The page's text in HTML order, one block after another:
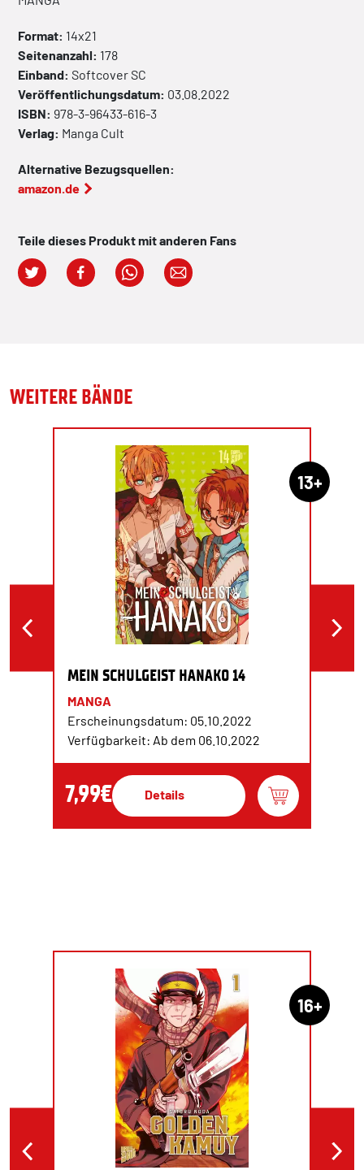
Format: 14x21
Seitenanzahl: 178
Einband: SoftcoverSC
Veröffentlichungsdatum: 03.08.2022
ISBN: 978-3-96433-616-3
Verlag: Manga Cult
Alternative Bezugsquellen:
amazon.de
Teile dieses Produkt mit anderen Fans
WEITERE BÄNDE
13+
MEIN SCHULGEIST HANAKO 14
MANGA
Erscheinungsdatum: 05.10.2022
Verfügbarkeit: Ab dem 06.10.2022
7,99€ Details
16+